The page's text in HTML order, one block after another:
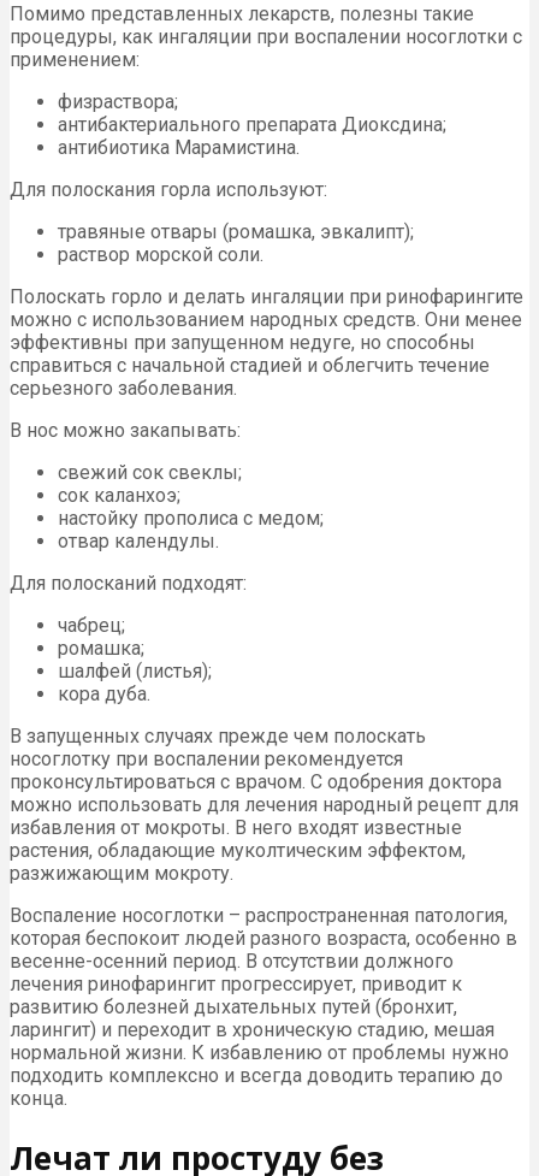
Помимо представленных лекарств, полезны такие
процедуры, как ингаляции при воспалении носоглотки с
применением:
физраствора;
антибактериального препарата Диоксдина;
антибиотика Марамистина.
Для полоскания горла используют:
травяные отвары (ромашка, эвкалипт);
раствор морской соли.
Полоскать горло и делать ингаляции при ринофарингите
можно с использованием народных средств. Они менее
эффективны при запущенном недуге, но способны
справиться с начальной стадией и облегчить течение
серьезного заболевания.
В нос можно закапывать:
свежий сок свеклы;
сок каланхоэ;
настойку прополиса с медом;
отвар календулы.
Для полосканий подходят:
чабрец;
ромашка;
шалфей (листья);
кора дуба.
В запущенных случаях прежде чем полоскать
носоглотку при воспалении рекомендуется
проконсультироваться с врачом. С одобрения доктора
можно использовать для лечения народный рецепт для
избавления от мокроты. В него входят известные
растения, обладающие муколтическим эффектом,
разжижающим мокроту.
Воспаление носоглотки – распространенная патология,
которая беспокоит людей разного возраста, особенно в
весенне-осенний период. В отсутствии должного
лечения ринофарингит прогрессирует, приводит к
развитию болезней дыхательных путей (бронхит,
ларингит) и переходит в хроническую стадию, мешая
нормальной жизни. К избавлению от проблемы нужно
подходить комплексно и всегда доводить терапию до
конца.
Лечат ли простуду без